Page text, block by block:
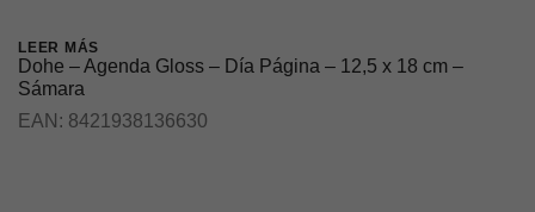
LEER MÁS
Dohe – Agenda Gloss – Día Página – 12,5 x 18 cm –
Sámara
EAN: 8421938136630